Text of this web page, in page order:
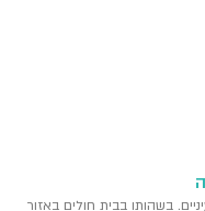
בשהותו בבית חולים באזור